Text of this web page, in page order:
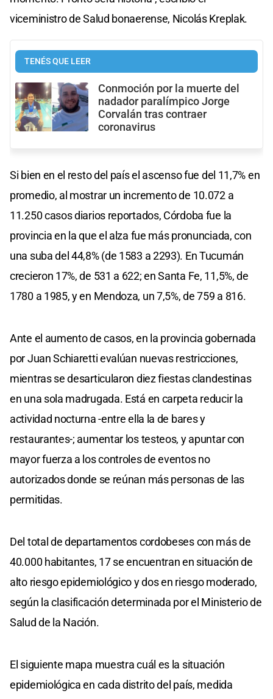
viceministro de Salud bonaerense, Nicolás Kreplak.
TENÉS QUE LEER
Conmoción por la muerte del
nadador paralímpico Jorge
Corvalán tras contraer
coronavirus
Si bien en el resto del país el ascenso fue del 11,7% en
promedio, al mostrar un incremento de 10.072 a
11.250 casos diarios reportados, Córdoba fue la
provincia en la que el alza fue más pronunciada, con
una suba del 44,8% (de 1583 a 2293). En Tucumán
crecieron 17%, de 531 a 622; en Santa Fe, 11,5%, de
1780 a 1985, y en Mendoza, un 7,5%, de 759 a 816.
Ante el aumento de casos, en la provincia gobernada
por Juan Schiaretti evalúan nuevas restricciones,
mientras se desarticularon diez fiestas clandestinas
en una sola madrugada. Está en carpeta reducir la
actividad nocturna -entre ella la de bares y
restaurantes-; aumentar los testeos, y apuntar con
mayor fuerza a los controles de eventos no
autorizados donde se reúnan más personas de las
permitidas.
Del total de departamentos cordobeses con más de
40.000 habitantes, 17 se encuentran en situación de
alto riesgo epidemiológico y dos en riesgo moderado,
según la clasificación determinada por el Ministerio de
Salud de la Nación.
El siguiente mapa muestra cuál es la situación
epidemiológica en cada distrito del país, medida